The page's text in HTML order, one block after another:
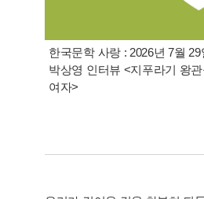
한국문학 사랑 : 2026년 7월 29
박상영 인터뷰 <지푸라기 왕
여자>